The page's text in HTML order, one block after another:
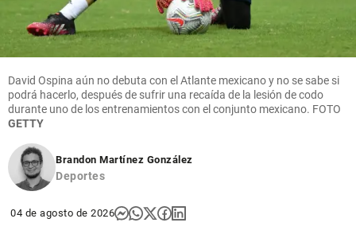
David Ospina aún no debuta con el Atlante mexicano y no se sabe si
podrá hacerlo, después de sufrir una recaída de la lesión de codo
durante uno de los entrenamientos con el conjunto mexicano. FOTO
GETTY
Brandon Martínez González
Deportes
04 de agosto de 2026